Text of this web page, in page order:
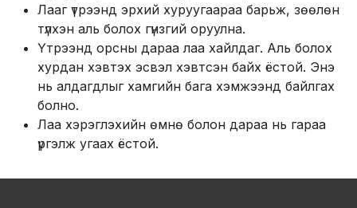
Лааг үтрээнд эрхий хуруугаараа барьж, зөөлөн
түлхэн аль болох гүнзгий оруулна.
Үтрээнд орсны дараа лаа хайлдаг. Аль болох
хурдан хэвтэх эсвэл хэвтсэн байх ёстой. Энэ
нь алдагдлыг хамгийн бага хэмжээнд байлгах
болно.
Лаа хэрэглэхийн өмнө болон дараа нь гараа
үргэлж угаах ёстой.